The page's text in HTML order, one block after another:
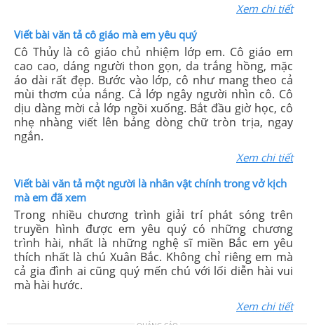
Xem chi tiết
Viết bài văn tả cô giáo mà em yêu quý
Cô Thủy là cô giáo chủ nhiệm lớp em. Cô giáo em
cao cao, dáng người thon gọn, da trắng hồng, mặc
áo dài rất đẹp. Bước vào lớp, cô như mang theo cả
mùi thơm của nắng. Cả lớp ngây người nhìn cô. Cô
dịu dàng mời cả lớp ngồi xuống. Bắt đầu giờ học, cô
nhẹ nhàng viết lên bảng dòng chữ tròn trịa, ngay
ngắn.
Xem chi tiết
Viết bài văn tả một người là nhân vật chính trong vở kịch
mà em đã xem
Trong nhiều chương trình giải trí phát sóng trên
truyền hình được em yêu quý có những chương
trình hài, nhất là những nghệ sĩ miền Bắc em yêu
thích nhất là chú Xuân Bắc. Không chỉ riêng em mà
cả gia đình ai cũng quý mến chú với lối diễn hài vui
mà hài hước.
Xem chi tiết